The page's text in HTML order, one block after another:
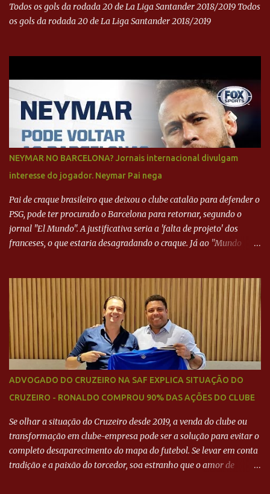
Todos os gols da rodada 20 de La Liga Santander 2018/2019 Todos
os gols da rodada 20 de La Liga Santander 2018/2019
NEYMAR NO BARCELONA? Jornais internacional divulgam
interesse do jogador. Neymar Pai nega
Pai de craque brasileiro que deixou o clube catalão para defender o
PSG, pode ter procurado o Barcelona para retornar, segundo o
jornal "El Mundo". A justificativa seria a 'falta de projeto' dos
franceses, o que estaria desagradando o craque. Já ao "Mundo
Neymar Pai nega
ADVOGADO DO CRUZEIRO NA SAF EXPLICA SITUAÇÃO DO
CRUZEIRO - RONALDO COMPROU 90% DAS AÇÕES DO CLUBE
Se olhar a situação do Cruzeiro desde 2019, a venda do clube ou
transformação em clube-empresa pode ser a solução para evitar o
completo desaparecimento do mapa do futebol. Se levar em conta
tradição e a paixão do torcedor, soa estranho que o amor de